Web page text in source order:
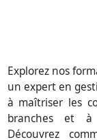
Explorez nos
un expert en
à maîtriser les
branches et à
Découvrez